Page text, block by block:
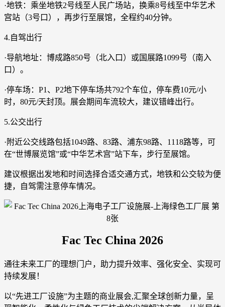
·地铁：乘坐地铁2号线至人民广场站，换乘8号线至中华艺术
宫站（3号口），再步行至展馆，全程约40分钟。
4.自驾出行
·导航地址：博成路850号（北入口）或国展路1099号（南入
口）。
·停车场：P1、P2地下停车场共792个车位，停车费10元/小
时，80元/天封顶。展会期间车流较大，建议错峰出行。
5.公交出行
·附近公交线路包括1049路、83路、浦东98路、1118路等，可
在“世博展览馆”或“中华艺术宫”站下车，步行至展馆。
建议根据出发地和时间选择合适交通方式，地铁和公交较为便
捷，自驾需注意停车情况。
Fac Tec China 2026
通往未来工厂的理想门户，助力提升效率、强化安全、实现可
持续发展！
以“先进工厂设施”为主题的商业展会,汇聚全球创新力量，呈